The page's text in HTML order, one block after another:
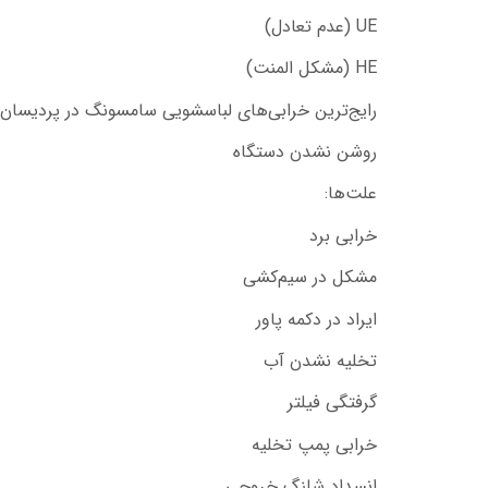
UE (عدم تعادل)
HE (مشکل المنت)
رایج‌ترین خرابی‌های لباسشویی سامسونگ در
روشن نشدن دستگاه
علت‌ها:
خرابی برد
مشکل در سیم‌کشی
ایراد در دکمه پاور
تخلیه نشدن آب
گرفتگی فیلتر
خرابی پمپ تخلیه